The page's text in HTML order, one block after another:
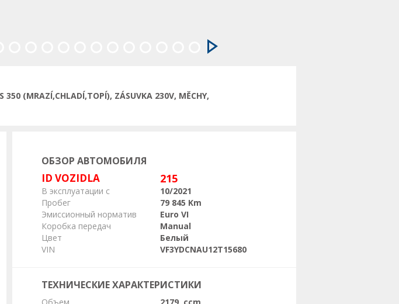
350 (MRAZÍ,CHLADÍ,TOPÍ), ZÁSUVKA 230V, MĚCHY,
ОБЗОР АВТОМОБИЛЯ
ID VOZIDLA 215
В эксплуатации с
10/2021
Пробег
79 845 Km
Эмиссионный норматив
Euro VI
Коробка передач
Manual
Цвет
Белый
VIN
VF3YDCNAU12T15680
ТЕХНИЧЕСКИЕ ХАРАКТЕРИСТИКИ